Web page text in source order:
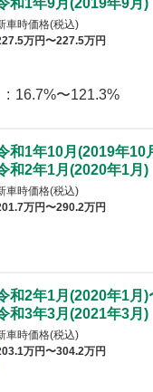
和1年9月 (2019年9月 )
車時価格(税込)
.5万円〜227.5万円
: 16.7%〜121.3%
和1年10月 (2019年10
和2年1月 (2020年1月 )
車時価格(税込)
.7万円〜290.2万円
和2年1月 (2020年1月 )
和3年3月 (2021年3月 )
車時価格(税込)
.1万円〜304.2万円